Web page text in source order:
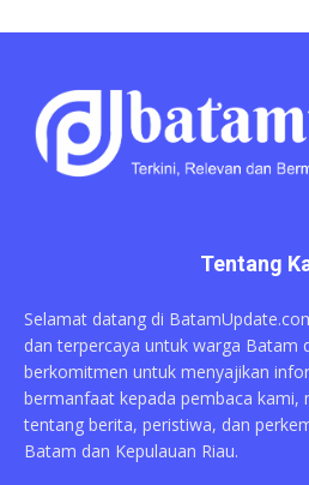
Tentang
Selamat datang di
dan terpercaya untuk warga Batam
berkomitmen untuk menyajikan
bermanfaat kepada pembaca kami,
tentang berita, peristiwa, dan
Batam dan Kepulauan Riau.